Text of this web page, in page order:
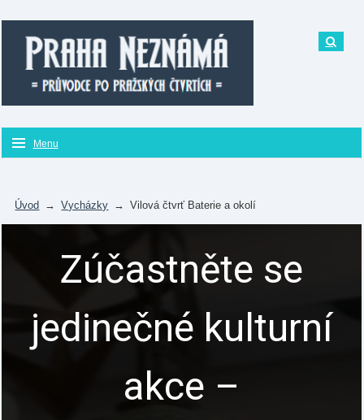
Menu
Úvod → Vycházky → Vilová čtvrť Baterie a okolí
Zúčastněte se
jedinečné kulturní
akce –